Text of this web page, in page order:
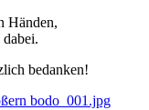
Händen,
bedanken!